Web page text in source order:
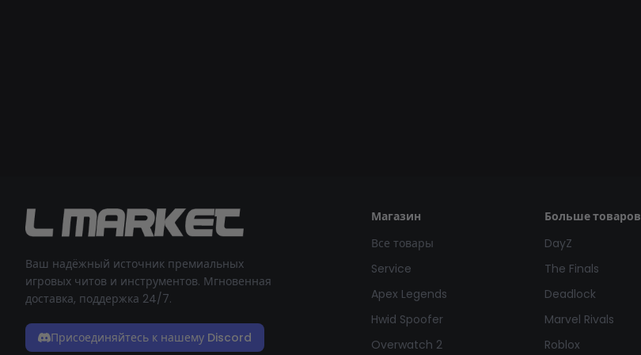
Ваш надёжный источник премиальных
игровых читов и инструментов. Мгновенная
доставка, поддержка 24/7.
Присоединяйтесь к нашему Discord
Магазин
Все товары
Service
Apex Legends
Hwid Spoofer
Overwatch 2
Больше товаров
DayZ
The Finals
Deadlock
Marvel Rivals
Roblox